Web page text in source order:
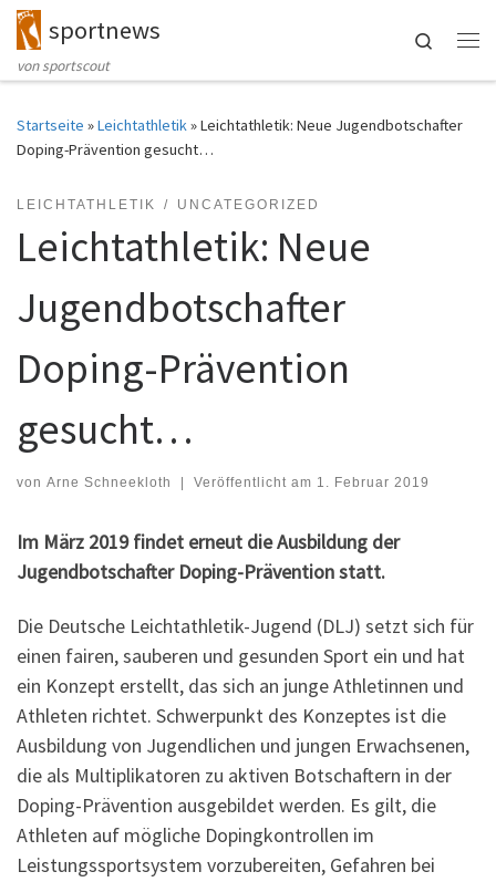
Zum Inhalt springen
sportnews
von sportscout
Search
Startseite »Leichtathletik»Leichtathletik: Neue Jugendbotschafter
Doping-Prävention gesucht…
LEICHTATHLETIK UNCATEGORIZED
Leichtathletik: Neue
Jugendbotschafter
Doping-Prävention
gesucht…
von Arne Schneekloth | Veröffentlicht am 1. Februar 2019
Im März 2019 findet erneut die Ausbildung der
Jugendbotschafter Doping-Prävention statt.
Die Deutsche Leichtathletik-Jugend (DLJ) setzt sich für
einen fairen, sauberen und gesunden Sport ein und hat
ein Konzept erstellt, das sich an junge Athletinnen und
Athleten richtet. Schwerpunkt des Konzeptes ist die
Ausbildung von Jugendlichen und jungen Erwachsenen,
die als Multiplikatoren zu aktiven Botschaftern in der
Doping-Prävention ausgebildet werden. Es gilt, die
Athleten auf mögliche Dopingkontrollen im
Leistungssportsystem vorzubereiten, Gefahren bei